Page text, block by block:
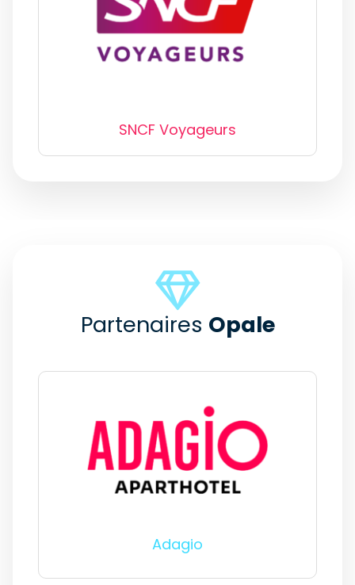
SNCF Voyageurs
Partenaires Opale
Adagio